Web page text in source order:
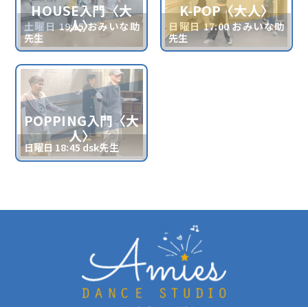
HOUSE入門〈大
人〉
土曜日 19:15 おみいな助
先生
K-POP〈大人〉
日曜日 17:00 おみいな助
先生
POPPING入門〈大
人〉
日曜日 18:45 dsk先生